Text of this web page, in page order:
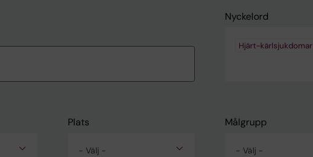
Nyckelord
Hjärt-kärlsjukdomar
Plats
- Välj -
Målgrupp
- Välj -